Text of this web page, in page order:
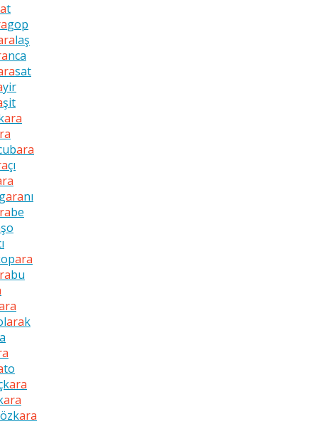
t
gop
laş
nca
sat
yir
şit
ara
ara
çı
aranı
be
şo
ara
bu
arak
to
ara
ara
özkara